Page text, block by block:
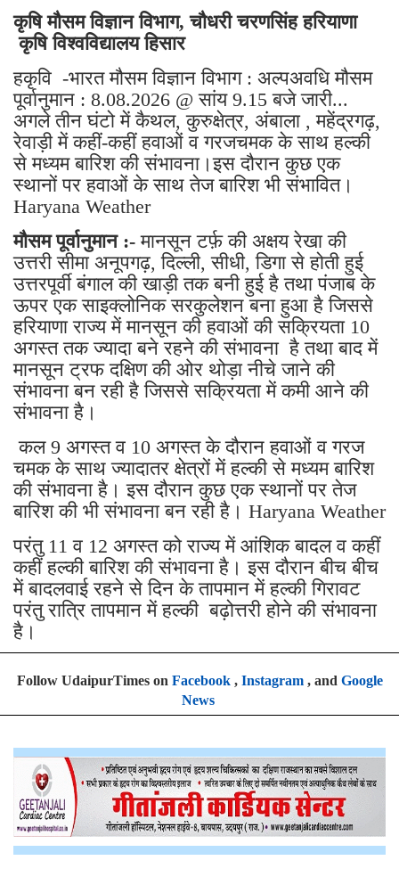
कृषि मौसम विज्ञान विभाग, चौधरी चरणसिंह हरियाणा
कृषि विश्वविद्यालय हिसार
हकृवि -भारत मौसम विज्ञान विभाग : अल्पअवधि मौसम
पूर्वानुमान : 8.08.2026 @ सांय 9.15 बजे जारी...
अगले तीन घंटो में कैथल, कुरुक्षेत्र, अंबाला , महेंद्रगढ़,
रेवाड़ी में कहीं-कहीं हवाओं व गरजचमक के साथ हल्की
से मध्यम बारिश की संभावना।इस दौरान कुछ एक
स्थानों पर हवाओं के साथ तेज बारिश भी संभावित।
Haryana Weather
मौसम पूर्वानुमान :- मानसून टर्फ़ की अक्षय रेखा की
उत्तरी सीमा अनूपगढ़, दिल्ली, सीधी, डिगा से होती हुई
उत्तरपूर्वी बंगाल की खाड़ी तक बनी हुई है तथा पंजाब के
ऊपर एक साइक्लोनिक सरकुलेशन बना हुआ है जिससे
हरियाणा राज्य में मानसून की हवाओं की सक्रियता 10
अगस्त तक ज्यादा बने रहने की संभावना है तथा बाद में
मानसून ट्रफ दक्षिण की ओर थोड़ा नीचे जाने की
संभावना बन रही है जिससे सक्रियता में कमी आने की
संभावना है।
कल 9 अगस्त व 10 अगस्त के दौरान हवाओं व गरज
चमक के साथ ज्यादातर क्षेत्रों में हल्की से मध्यम बारिश
की संभावना है। इस दौरान कुछ एक स्थानों पर तेज
बारिश की भी संभावना बन रही है। Haryana Weather
परंतु 11 व 12 अगस्त को राज्य में आंशिक बादल व कहीं
कहीं हल्की बारिश की संभावना है। इस दौरान बीच बीच
में बादलवाई रहने से दिन के तापमान में हल्की गिरावट
परंतु रात्रि तापमान में हल्की बढ़ोत्तरी होने की संभावना
है।
Follow UdaipurTimes on Facebook, Instagram, and Google
News